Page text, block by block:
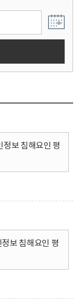
정보 침해요인 평
보 침해요인 평